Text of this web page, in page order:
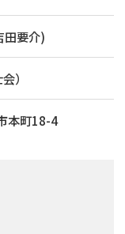
田要介)
）
本町18-4